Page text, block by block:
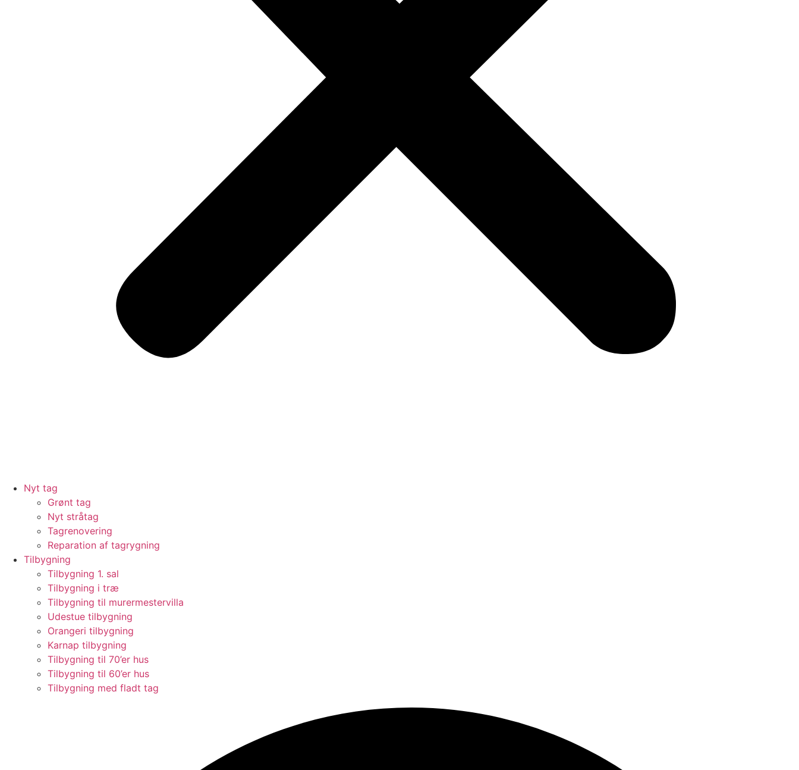
Nyt tag
Grønt tag
Nyt stråtag
Tagrenovering
Reparation af tagrygning
Tilbygning
Tilbygning 1. sal
Tilbygning i træ
Tilbygning til murermestervilla
Udestue tilbygning
Orangeri tilbygning
Karnap tilbygning
Tilbygning til 70’er hus
Tilbygning til 60’er hus
Tilbygning med fladt tag